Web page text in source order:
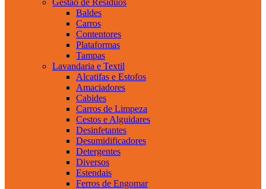
Gestão de Resíduos
Baldes
Carros
Contentores
Plataformas
Tampas
Lavandaria e Textil
Alcatifas e Estofos
Amaciadores
Cabides
Carros de Limpeza
Cestos e Alguidares
Desinfetantes
Desumidificadores
Detergentes
Diversos
Estendais
Ferros de Engomar